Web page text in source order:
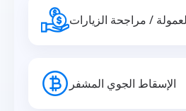
/ مراجحة الزيارات
الإسقاط الجوي المشفر